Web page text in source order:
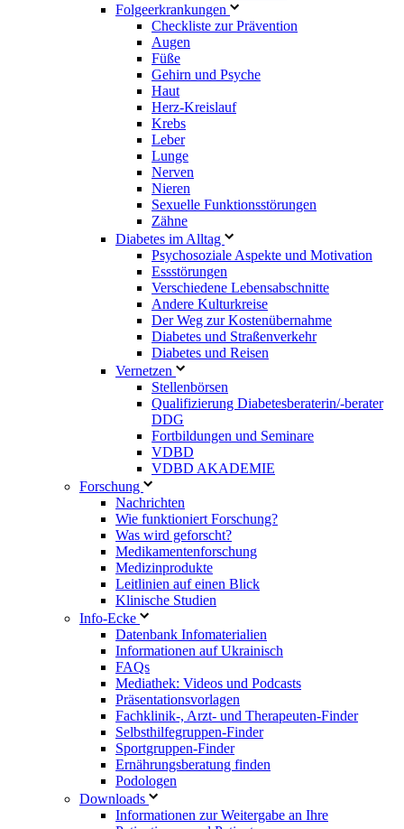
Folgeerkrankungen
Checkliste zur Prävention
Augen
Füße
Gehirn und Psyche
Haut
Herz-Kreislauf
Krebs
Leber
Lunge
Nerven
Nieren
Sexuelle Funktionsstörungen
Zähne
Diabetes im Alltag
Psychosoziale Aspekte und Motivation
Essstörungen
Verschiedene Lebensabschnitte
Andere Kulturkreise
Der Weg zur Kostenübernahme
Diabetes und Straßenverkehr
Diabetes und Reisen
Vernetzen
Stellenbörsen
Qualifizierung Diabetesberaterin/­-berater
DDG
Fortbildungen und Seminare
VDBD
VDBD AKADEMIE
Forschung
Nachrichten
Wie funktioniert Forschung?
Was wird geforscht?
Medikamentenforschung
Medizinprodukte
Leitlinien auf einen Blick
Klinische Studien
Info-Ecke
Datenbank Infomaterialien
Informationen auf Ukrainisch
FAQs
Mediathek: Videos und Podcasts
Präsentationsvorlagen
Fachklinik-, Arzt- und Therapeuten-Finder
Selbsthilfegruppen-Finder
Sportgruppen-Finder
Ernährungsberatung finden
Podologen
Downloads
Informationen zur Weitergabe an Ihre